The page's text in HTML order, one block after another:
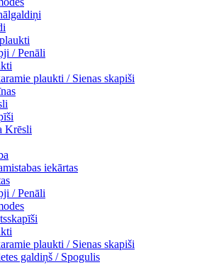
/ Penāli
plaukti / Sienas skapiši
Krēsli
iekārtas
/ Penāli
plaukti / Sienas skapiši
galdiņš / Spogulis